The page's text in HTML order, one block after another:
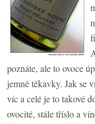
poznáte, ale to ovoce
jemně těkavky. Jak se
víc a celé je to takové
ovocité, stále tříslo a